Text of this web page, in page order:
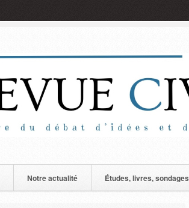
Notre actualité Études, livres, sondages